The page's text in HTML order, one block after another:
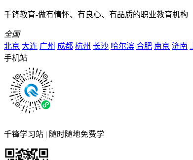
千锋教育-做有情怀、有良心、有品质的职业教育机构
全国
北京 大连 广州 成都 杭州 长沙 哈尔滨 合肥 南京 济南
手机站
千锋学习站 | 随时随地免费学